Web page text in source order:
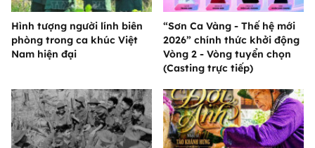
Hình tượng người lính biên
phòng trong ca khúc Việt
Nam hiện đại
“Sơn Ca Vàng - Thế hệ mới
2026” chính thức khởi động
Vòng 2 - Vòng tuyển chọn
(Casting trực tiếp)